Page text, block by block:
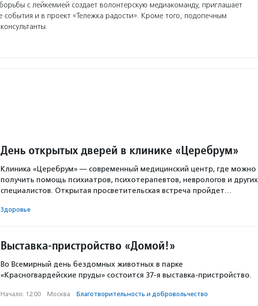
с лейкемией создает волонтерскую медиакоманду, приглашает
события и в проект «Тележка радости». Кроме того, подопечным
День открытых дверей в клинике «Церебрум»
Клиника «Церебрум» — современный медицинский центр, где можно
получить помощь психиатров, психотерапевтов, неврологов и других
специалистов. Открытая просветительская встреча пройдет…
Здоровье
Выставка-пристройство «Домой!»
Во Всемирный день бездомных животных в парке
«Красногвардейские пруды» состоится 37-я выставка-пристройство.
Начало: 12:00 · Москва · Благотвори­тель­ность и доброволь­чест­во